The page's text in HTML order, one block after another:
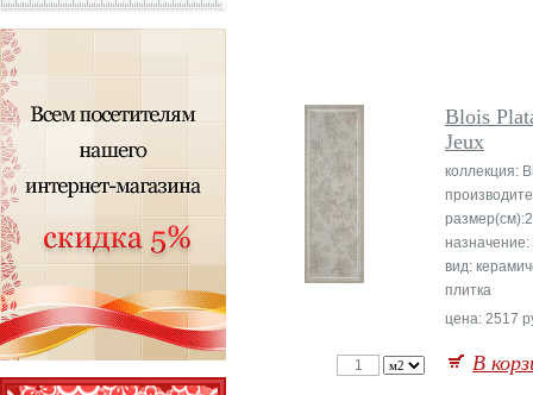
Blois
Jeux
коллекция:
вид:
плитка
цена: 2517
В